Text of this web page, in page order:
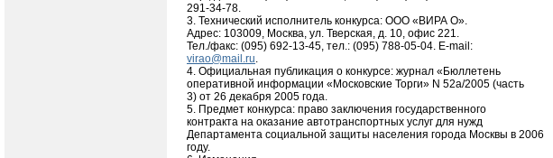
291-34-78.
3. Технический исполнитель конкурса: ООО «ВИРА О».
Адрес: 103009, Москва, ул. Тверская, д. 10, офис 221.
Тел./факс: (095) 692-13-45, тел.: (095) 788-05-04. E-mail:
virao@mail.ru.
4. Официальная публикация о конкурсе: журнал «Бюллетень
оперативной информации «Московские Торги» N 52а/2005 (часть
3) от 26 декабря 2005 года.
5. Предмет конкурса: право заключения государственного
контракта на оказание автотранспортных услуг для нужд
Департамента социальной защиты населения города Москвы в 2006
году.